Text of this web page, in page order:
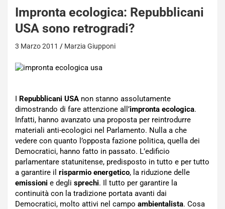
Impronta ecologica: Repubblicani
USA sono retrogradi?
3 Marzo 2011 Marzia Giupponi
I Repubblicani USA non stanno assolutamente
dimostrando di fare attenzione all’impronta ecologica.
Infatti, hanno avanzato una proposta per reintrodurre
materiali anti-ecologici nel Parlamento. Nulla a che
vedere con quanto l’opposta fazione politica, quella dei
Democratici, hanno fatto in passato. L’edificio
parlamentare statunitense, predisposto in tutto e per tutto
a garantire il risparmio energetico, la riduzione delle
emissioni e degli sprechi. Il tutto per garantire la
continuità con la tradizione portata avanti dai
Democratici, molto attivi nel campo ambientalista. Cosa